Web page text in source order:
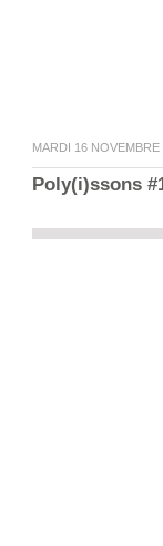
MARDI 16 NOVEMBRE
Poly(i)ssons
Des chansons et